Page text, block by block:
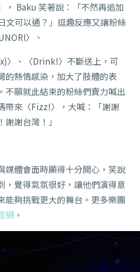
， Baku 笑著說：「不然再追加
可以通？」逗趣反應又讓粉絲
〉、
〉、〈Drink!〉不斷送上，可
的熱情感染，加大了肢體的表
不願就此結束的粉絲們賣力喊出
帶來〈Fizz!〉，大喊：「謝謝
謝台灣！」
媒體會面時顯得十分開心，笑說
，覺得氣氛很好，讓他們演得意
能夠挑戰更大的舞台。更多樂團
網 。